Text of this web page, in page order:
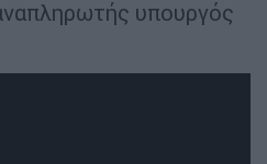
υπουργός